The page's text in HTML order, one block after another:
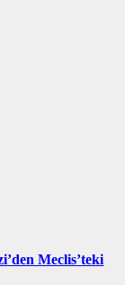
Meclis’teki